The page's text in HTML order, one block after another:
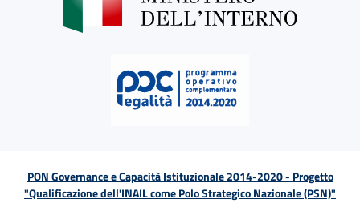
PON Governance e Capacità Istituzionale 2014-2020 - Progetto
"Qualificazione dell'INAIL come Polo Strategico Nazionale (PSN)"